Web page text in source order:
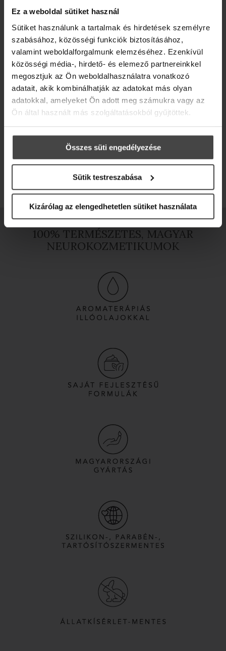
Ez a weboldal sütiket használ
Sütiket használunk a tartalmak és hirdetések személyre
szabásához, közösségi funkciók biztosításához,
valamint weboldalforgalmunk elemzéséhez. Ezenkívül
közösségi média-, hirdető- és elemező partnereinkkel
megosztjuk az Ön weboldalhasználatra vonatkozó
adatait, akik kombinálhatják az adatokat más olyan
adatokkal, amelyeket Ön adott meg számukra vagy az
Ön által használt más szolgáltatásokból gyűjtöttek.
Összes süti engedélyezése
Sütik testreszabása
Kizárólag az elengedhetetlen sütiket használata
FELIRATKOZOM
Feliratkozom a hírlevélre, és hozzájárulok
ahhoz, hogy az Adrienne Feller Cosmetics Zrt.
részemre reklámanyagokat küldjön, hogy
elsőként értesüljek az ajánlatokról,
kedvezményekről és friss hírekről.
Hozzájárulok adataim Adatkezelési tájékoztató
szerinti kezeléséhez.
Szakmai hírleveleinkre, bejelentkezés után, a szakmai
profilodban iratkozhatsz fel.
BEJELENTKEZÉS
100% TERMÉSZETES, MAGYAR
NEUROKOZMETIKUMOK